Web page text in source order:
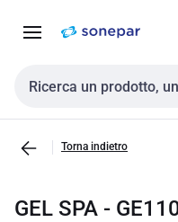
navigazione alla
Cerca input
Torna indietro
GEL SPA -